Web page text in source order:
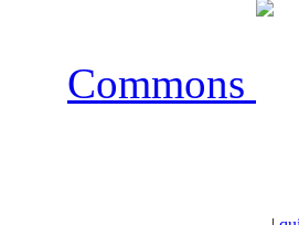
Commons